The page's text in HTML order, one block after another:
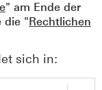
" am Ende der
die "Rechtlichen
sich in: